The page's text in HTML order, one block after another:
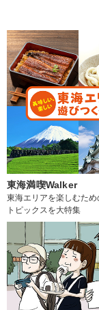
東海満喫Walker
東海エリアを楽しむた
トピックスを大特集